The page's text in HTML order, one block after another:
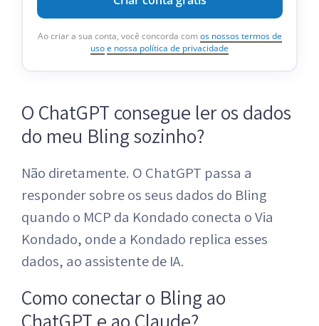
Ao criar a sua conta, você concorda com os nossos termos de
uso e nossa política de privacidade
O ChatGPT consegue ler os dados
do meu Bling sozinho?
Não diretamente. O ChatGPT passa a
responder sobre os seus dados do Bling
quando o MCP da Kondado conecta o Via
Kondado, onde a Kondado replica esses
dados, ao assistente de IA.
Como conectar o Bling ao